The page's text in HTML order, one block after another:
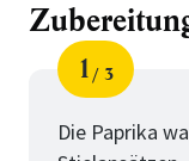
Schritt
1
von
3
Die Paprika